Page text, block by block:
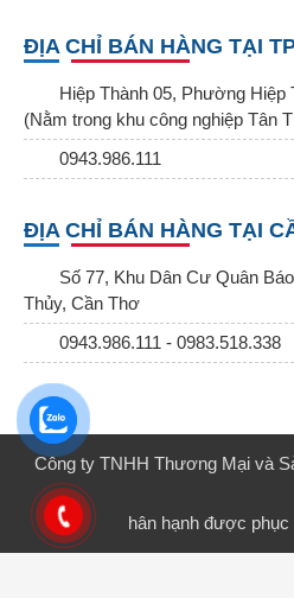
ĐỊA CHỈ BÁN HÀNG TẠI
Hiệp Thành 05, Phường Hiệp
(Nằm trong khu công nghiệp Tân
0943.986.111
ĐỊA CHỈ BÁN HÀNG TẠI
Số 77, Khu Dân Cư Quân
Thủy, Cần Thơ
0943.986.111 - 0983.518.338
Công ty TNHH Thương Mại và
hân hạnh được